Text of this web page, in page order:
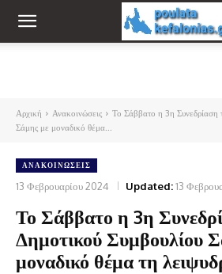
Αρχική Ανακοινώσεις
Το Σάββατο η 3η Συνεδρίαση
Σάμης με μοναδικό θέμα...
ΑΝΑΚΟΙΝΏΣΕΙΣ
13 Φεβρουαρίου 2024 Updated:13
Το Σάββατο η 3η
Δημοτικού Συμβουλίου
μοναδικό θέμα τη